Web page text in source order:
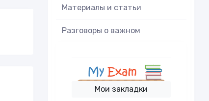
Материалы и статьи
Разговоры о важном
Мои закладки